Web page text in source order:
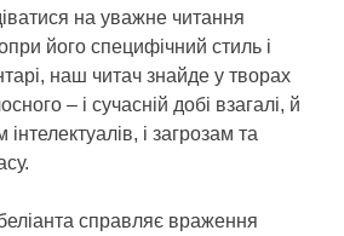
на уважне читання
його специфічний стиль і
наш читач знайде у творах
– і сучасній добі взагалі, й
і загрозам та
справляє враження